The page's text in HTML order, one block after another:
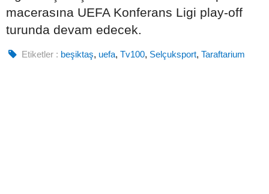
macerasına UEFA Konferans Ligi play-off
turunda devam edecek.
Etiketler : beşiktaş, uefa,Tv100, Selçuksport,Taraftarium